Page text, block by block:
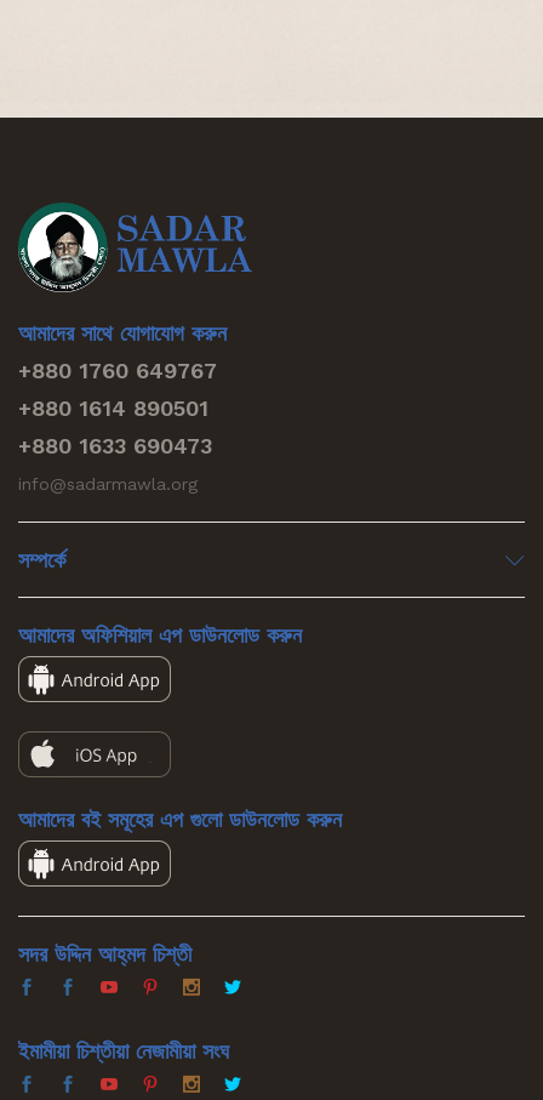
আমাদের সাথে যোগাযোগ করুন
+880 1760 649767
+880 1614 890501
+880 1633 690473
info@sadarmawla.org
সম্পর্কে
আমাদের অফিশিয়াল এপ ডাউনলোড করুন
আমাদের বই সমূহের এপ গুলো ডাউনলোড করুন
সদর উদ্দিন আহ্‌মদ চিশ্‌তী
ইমামীয়া চিশ্‌তীয়া নেজামীয়া সংঘ